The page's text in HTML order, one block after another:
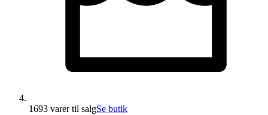
1693 varertil salgSe butik